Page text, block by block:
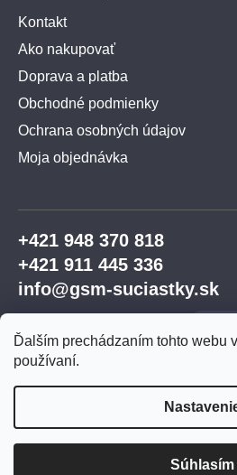
Ďalším prechádzaním tohto webu
používaní.
Súhlasím
Kontakt
Ako nakupovať
Doprava a platba
Obchodné podmienky
Ochrana osobných údajov
Moja objednávka
+421 948 370 818
+421 911 445 336
info@gsm-suciastky.sk
GSM